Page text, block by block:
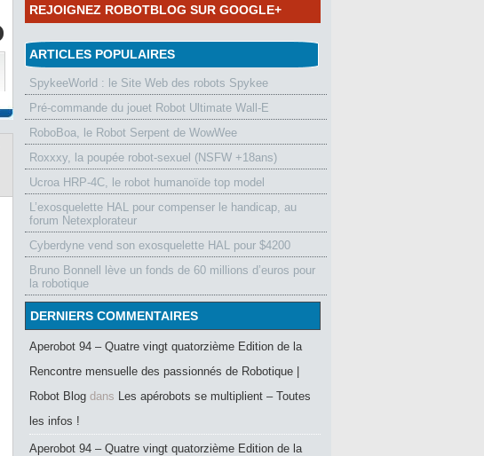
REJOIGNEZ ROBOTBLOG SUR GOOGLE+
ARTICLES POPULAIRES
SpykeeWorld : le Site Web des robots Spykee
Pré-commande du jouet Robot Ultimate Wall-E
RoboBoa, le Robot Serpent de WowWee
Roxxxy, la poupée robot-sexuel (NSFW +18ans)
Ucroa HRP-4C, le robot humanoïde top model
L’exosquelette HAL pour compenser le handicap, au
forum Netexplorateur
Cyberdyne vend son exosquelette HAL pour $4200
Bruno Bonnell lève un fonds de 60 millions d’euros pour
la robotique
DERNIERS COMMENTAIRES
Aperobot 94 – Quatre vingt quatorzième Edition de la
Rencontre mensuelle des passionnés de Robotique |
Robot Blog dans Les apérobots se multiplient – Toutes
les infos !
Aperobot 94 – Quatre vingt quatorzième Edition de la